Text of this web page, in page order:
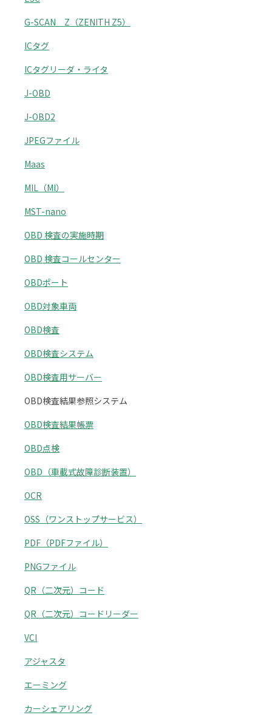
G-SCAN Z（ZENITH Z5）
ICタグ
ICタグリーダ・ライタ
J-OBD
J-OBD2
JPEGファイル
Maas
MIL（MI）
MST-nano
OBD 検査の実施時期
OBD 検査コールセンター
OBDポート
OBD対象車両
OBD検査
OBD検査システム
OBD検査用サーバー
OBD検査結果参照システム
OBD検査結果帳票
OBD点検
OBD（車載式故障診断装置）
OCR
OSS（ワンストップサービス）
PDF（PDFファイル）
PNGファイル
QR（二次元）コード
QR（二次元）コードリーダー
VCI
アジャスタ
エーミング
カーシェアリング